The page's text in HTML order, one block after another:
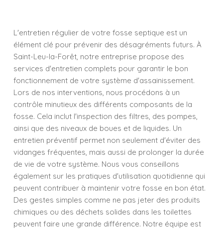
L'entretien régulier de votre fosse septique est un
élément clé pour prévenir des désagréments futurs. À
Saint-Leu-la-Forêt, notre entreprise propose des
services d'entretien complets pour garantir le bon
fonctionnement de votre système d'assainissement.
Lors de nos interventions, nous procédons à un
contrôle minutieux des différents composants de la
fosse. Cela inclut l'inspection des filtres, des pompes,
ainsi que des niveaux de boues et de liquides. Un
entretien préventif permet non seulement d'éviter des
vidanges fréquentes, mais aussi de prolonger la durée
de vie de votre système. Nous vous conseillons
également sur les pratiques d'utilisation quotidienne qui
peuvent contribuer à maintenir votre fosse en bon état.
Des gestes simples comme ne pas jeter des produits
chimiques ou des déchets solides dans les toilettes
peuvent faire une grande différence. Notre équipe est